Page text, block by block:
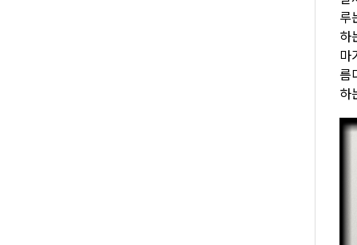
루
하
마
름
하